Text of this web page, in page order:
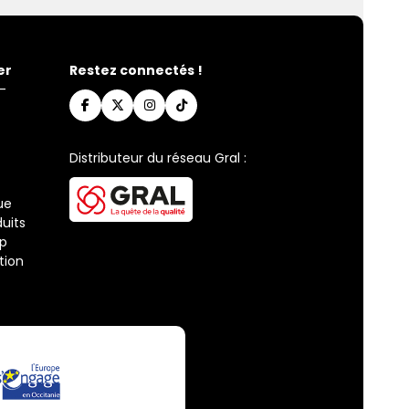
Restez connectés !
Distributeur du réseau Gral :